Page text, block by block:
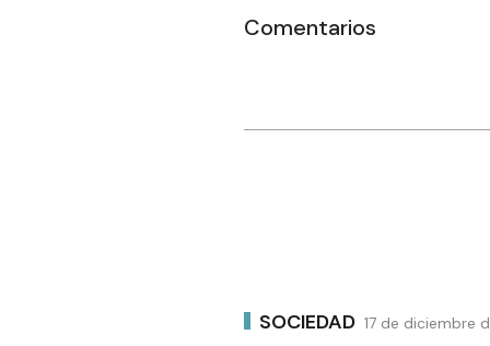
Comentarios
SOCIEDAD 17 de diciembre